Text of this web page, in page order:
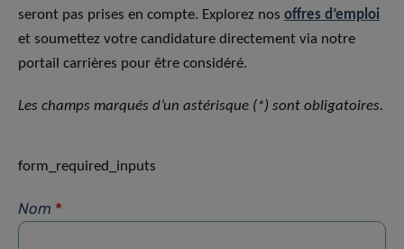
seront pas prises en compte. Explorez nos offres d’emploi
et soumettez votre candidature directement via notre
portail carrières pour être considéré.
Les champs marqués d’un astérisque (*) sont obligatoires.
form_required_inputs
Nom *